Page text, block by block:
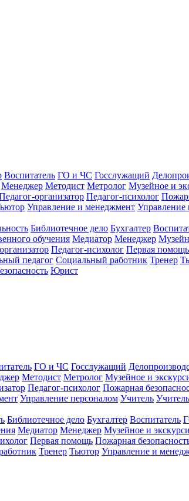
Воспитатель ГО и ЧС Госслужащий
Менеджер Методист Метролог Музейное и
организатор Педагог-психолог
Управление и менеджмент Управление
Библиотечное дело Бухгалтер
обучения Медиатор Менеджер
Педагог-психолог Первая помощь
педагог Социальный работник Тренер
Юрист
ГО и ЧС Госслужащий
Методист Метролог Музейное и
Педагог-психолог Пожарная
Управление персоналом Учитель
Библиотечное дело Бухгалтер Воспитатель
Медиатор Менеджер Музейное и
Первая помощь Пожарная
Тренер Тьютор Управление и